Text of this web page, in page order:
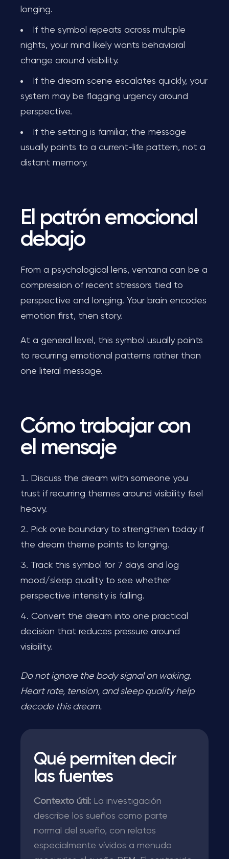
longing.
If the symbol repeats across multiple
nights, your mind likely wants behavioral
change around visibility.
If the dream scene escalates quickly, your
system may be flagging urgency around
perspective.
If the setting is familiar, the message
usually points to a current-life pattern, not a
distant memory.
El patrón emocional
debajo
From a psychological lens, ventana can be a
compression of recent stressors tied to
perspective and longing. Your brain encodes
emotion first, then story.
At a general level, this symbol usually points
to recurring emotional patterns rather than
one literal message.
Cómo trabajar con
el mensaje
Discuss the dream with someone you
trust if recurring themes around visibility feel
heavy.
Pick one boundary to strengthen today if
the dream theme points to longing.
Track this symbol for 7 days and log
mood/sleep quality to see whether
perspective intensity is falling.
Convert the dream into one practical
decision that reduces pressure around
visibility.
Do not ignore the body signal on waking.
Heart rate, tension, and sleep quality help
decode this dream.
Qué permiten decir
las fuentes
Contexto útil: La investigación
describe los sueños como parte
normal del sueño, con relatos
especialmente vívidos a menudo